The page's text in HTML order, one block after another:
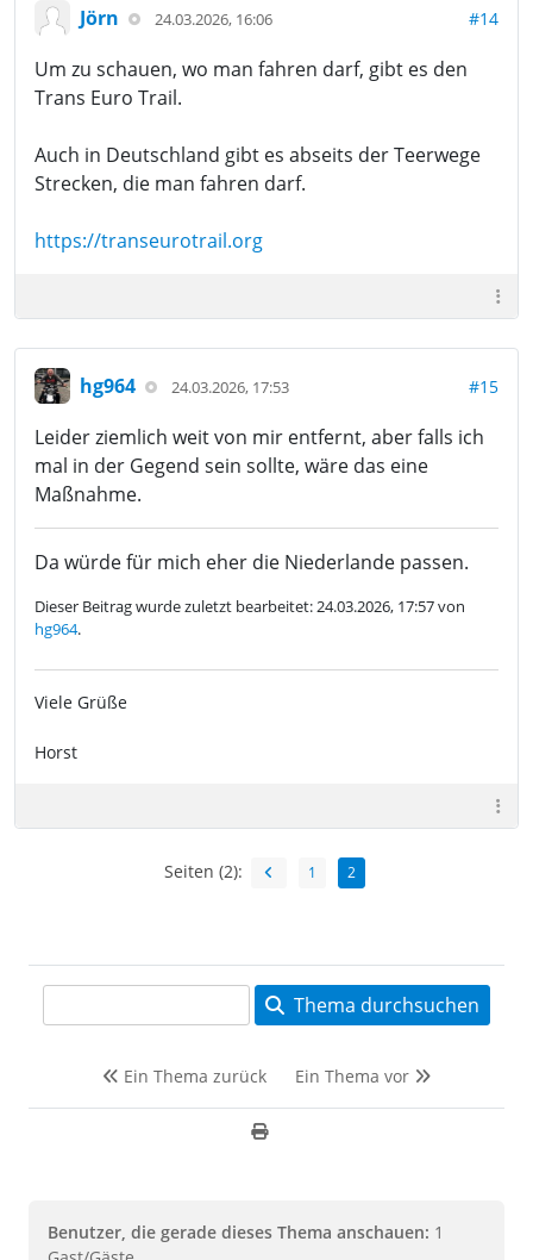
Jörn 24.03.2026, 16:06 #14
Um zu schauen, wo man fahren darf, gibt es den
Trans Euro Trail.
Auch in Deutschland gibt es abseits der Teerwege
Strecken, die man fahren darf.
https://transeurotrail.org
hg964 24.03.2026, 17:53 #15
Leider ziemlich weit von mir entfernt, aber falls ich
mal in der Gegend sein sollte, wäre das eine
Maßnahme.
Da würde für mich eher die Niederlande passen.
Dieser Beitrag wurde zuletzt bearbeitet: 24.03.2026, 17:57 von
hg964.
Viele Grüße
Horst
Seiten (2): 1 2
Thema durchsuchen
Ein Thema zurück Ein Thema vor
Benutzer, die gerade dieses Thema anschauen: 1